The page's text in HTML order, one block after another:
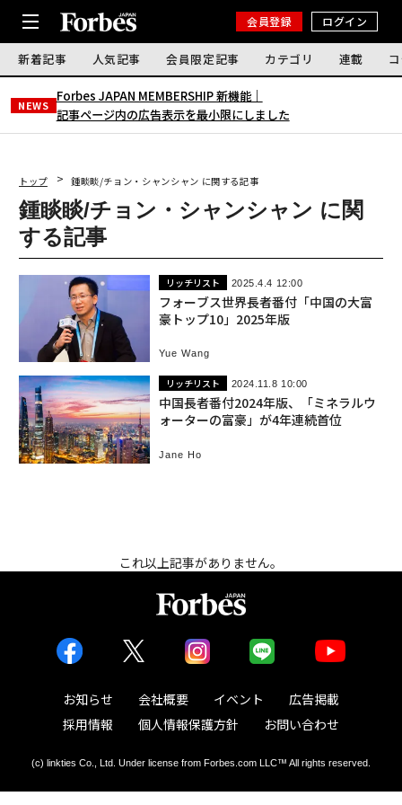
会員登録 ログイン
新着記事 人気記事 会員限定記事 カテゴリ 連載
NEWS
Forbes JAPAN MEMBERSHIP 新機能｜
記事ページ内の広告表示を最小限にしました
トップ 鍾睒睒/チョン・シャンシャン に関する記事
鍾睒睒/チョン・シャンシャン に関
する記事
リッチリスト 2025.4.4 12:00
フォーブス世界長者番付「中国の大富
豪トップ10」2025年版
Yue Wang
リッチリスト 2024.11.8 10:00
中国長者番付2024年版、「ミネラルウ
ォーターの富豪」が4年連続首位
Jane Ho
これ以上記事がありません。
お知らせ 会社概要 イベント
広告掲載
採用情報
個人情報保護方針 お問い合わせ
(c) linkties Co., Ltd. Under license from Forbes.com LLC™ All rights reserved.